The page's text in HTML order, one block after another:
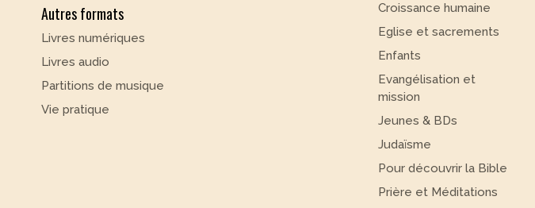
Autres formats
Livres numériques
Livres audio
Partitions de musique
Vie pratique
Croissance humaine
Eglise et sacrements
Enfants
Evangélisation et
mission
Jeunes & BDs
Judaïsme
Pour découvrir la Bible
Prière et Méditations